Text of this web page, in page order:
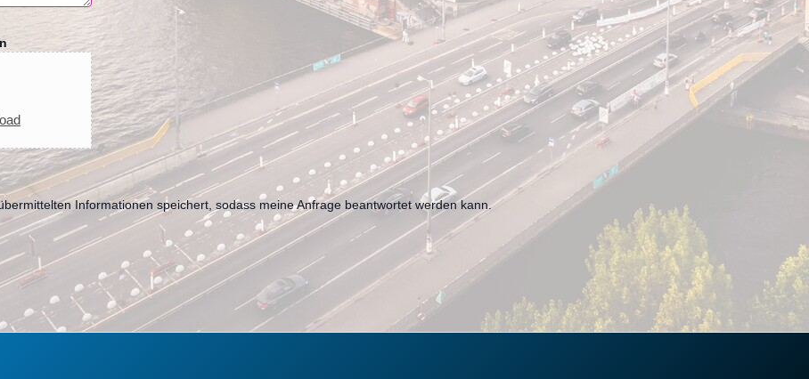
Informationen speichert, sodass meine Anfrage beantwortet werden kann.